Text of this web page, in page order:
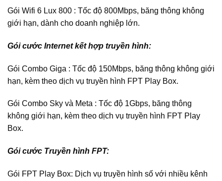
Gói Wifi 6 Lux 800 : Tốc độ 800Mbps, băng thông không
giới hạn, dành cho doanh nghiệp lớn.
Gói cước Internet kết hợp truyền hình:
Gói Combo Giga : Tốc độ 150Mbps, băng thông không giới
hạn, kèm theo dịch vụ truyền hình FPT Play Box.
Gói Combo Sky và Meta : Tốc độ 1Gbps, băng thông
không giới hạn, kèm theo dịch vụ truyền hình FPT Play
Box.
Gói cước Truyền hình FPT:
Gói FPT Play Box: Dịch vụ truyền hình số với nhiều kênh